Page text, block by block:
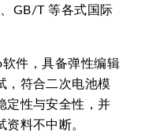
GB/T 等各式国际
件，具备弹性编辑
，符合二次电池模
定性与安全性，并
料不中断。